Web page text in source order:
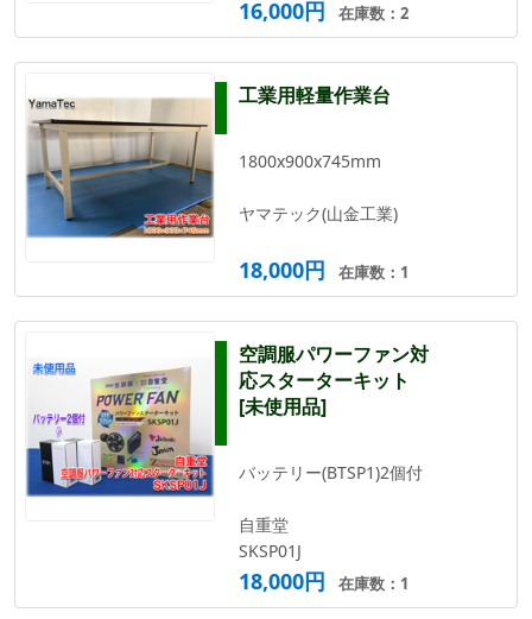
16,000円 在庫数：2
工業用軽量作業台
1800x900x745mm
ヤマテック(山金工業)
18,000円 在庫数：1
空調服パワーファン対
応スターターキット
[未使用品]
バッテリー(BTSP1)2個付
自重堂
SKSP01J
18,000円 在庫数：1